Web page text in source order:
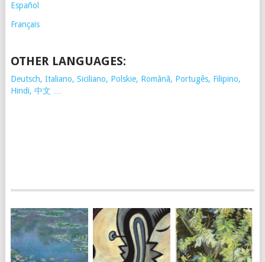
Español
Français
OTHER LANGUAGES:
Deutsch, Italiano, Siciliano, Polskie, Românã, Portugês, Filipino,
Hindi, 中文 …